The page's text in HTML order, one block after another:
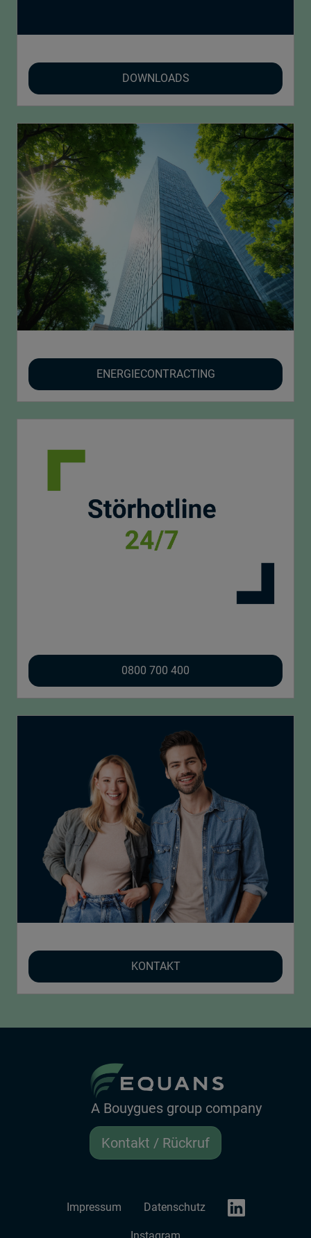
DOWNLOADS
ENERGIECONTRACTING
0800 700 400
KONTAKT
A Bouygues group company
Kontakt / Rückruf
Impressum Datenschutz LinkedIn
Instagram